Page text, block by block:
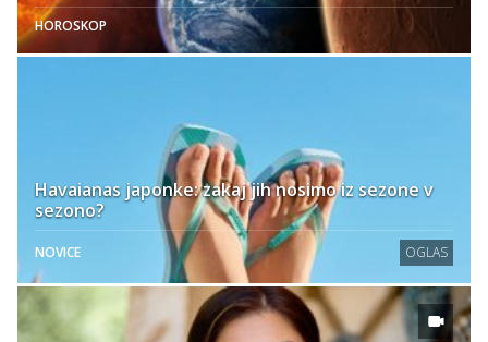
HOROSKOP
Havaianas japonke: zakaj jih nosimo iz sezone v
sezono?
NOVICE OGLAS